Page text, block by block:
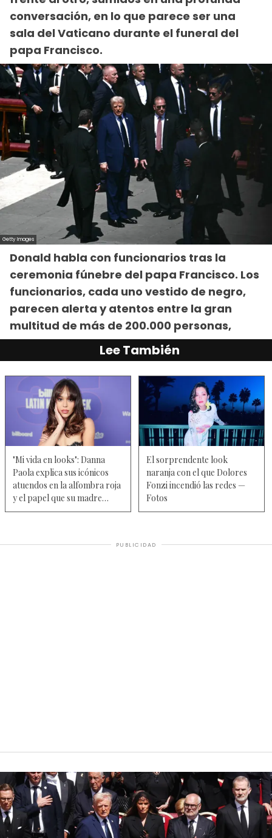
conversación, en lo que parece ser una
sala del Vaticano durante el funeral del
papa Francisco.
Donald habla con funcionarios tras la
ceremonia fúnebre del papa Francisco. Los
funcionarios, cada uno vestido de negro,
parecen alerta y atentos entre la gran
multitud de más de 200.000 personas,
Lee También
"Mi vida en looks": Danna
Paola explica sus icónicos
atuendos en la alfombra roja
y el papel que su madre
desempeñó en su éxito
El sorprendente look
naranja con el que Dolores
Fonzi incendió las redes —
Fotos
PUBLICIDAD